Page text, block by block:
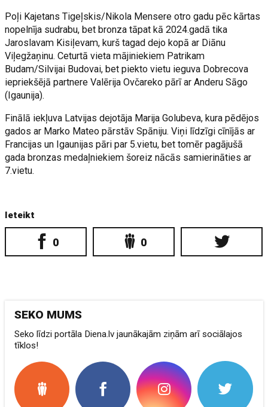
Poļi Kajetans Tigeļskis/Nikola Mensere otro gadu pēc kārtas
nopelnīja sudrabu, bet bronza tāpat kā 2024.gadā tika
Jaroslavam Kisiļevam, kurš tagad dejo kopā ar Diānu
Viļegžaņinu. Ceturtā vieta mājiniekiem Patrikam
Budam/Silvijai Budovai, bet piekto vietu ieguva Dobrecova
iepriekšējā partnere Valērija Ovčareko pārī ar Anderu Sāgo
(Igaunija).
Finālā iekļuva Latvijas dejotāja Marija Golubeva, kura pēdējos
gados ar Marko Mateo pārstāv Spāniju. Viņi līdzīgi cīnījās ar
Francijas un Igaunijas pāri par 5.vietu, bet tomēr pagājušā
gada bronzas medaļniekiem šoreiz nācās samierināties ar
7.vietu.
Ieteikt
0 0
SEKO MUMS
Seko līdzi portāla Diena.lv jaunākajām ziņām arī sociālajos
tīklos!